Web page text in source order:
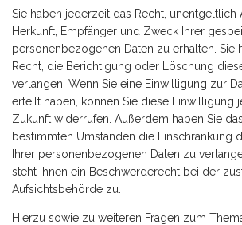
Sie haben jederzeit das Recht, unentgeltlich
Herkunft, Empfänger und Zweck Ihrer
personenbezogenen Daten zu erhalten. Sie
Recht, die Berichtigung oder Löschung
verlangen. Wenn Sie eine Einwilligung zur
erteilt haben, können Sie diese Einwilligung
Zukunft widerrufen. Außerdem haben Sie
bestimmten Umständen die Einschränkung
Ihrer personenbezogenen Daten zu
steht Ihnen ein Beschwerderecht bei der
Aufsichtsbehörde zu.
Hierzu sowie zu weiteren Fragen zum